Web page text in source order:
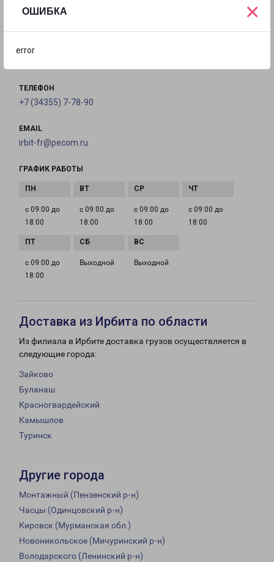
ОШИБКА
error
×
Пролетарская, д. 77а
ТЕЛЕФОН
+7 (34355) 7-78-90
EMAIL
irbit-fr@pecom.ru
ГРАФИК РАБОТЫ
с 09:00 до
18:00
с 09:00 до
18:00
с 09:00 до
18:00
с 09:00 до
18:00
с 09:00 до
18:00
Выходной Выходной
Доставка из Ирбита по области
Из филиала в Ирбите доставка грузов осуществляется в
следующие города:
Зайково
Буланаш
Красногвардейский
Камышлов
Туринск
Другие города
Монтажный (Пензенский р-н)
Часцы (Одинцовский р-н)
Кировск (Мурманская обл.)
Новоникольское (Мичуринский р-н)
Володарского (Ленинский р-н)